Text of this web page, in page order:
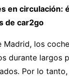
en circulación:
de car2go
Madrid, los
durante largos
Por lo